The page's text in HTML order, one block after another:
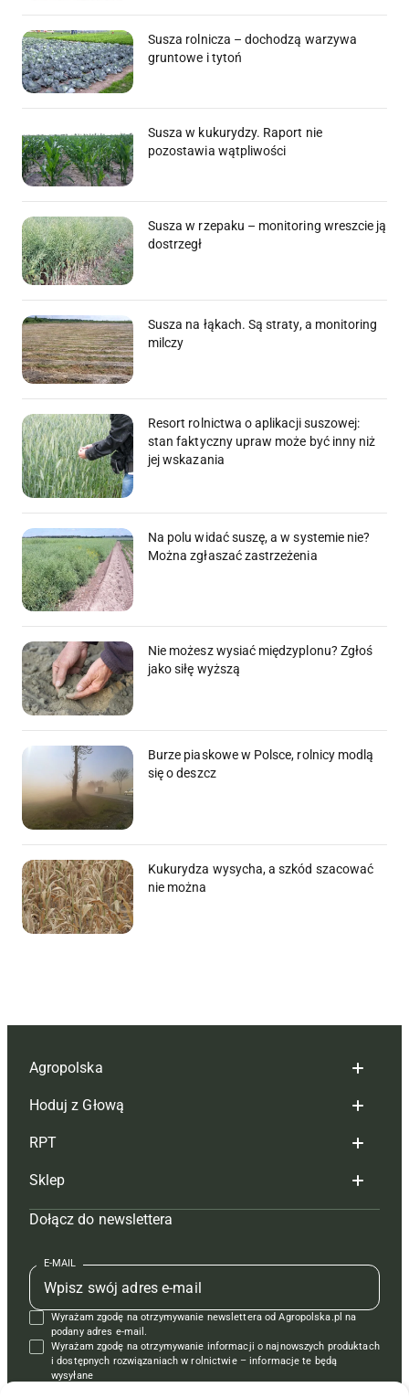
Susza rolnicza – dochodzą warzywa
gruntowe i tytoń
Susza w kukurydzy. Raport nie
pozostawia wątpliwości
Susza w rzepaku – monitoring wreszcie ją
dostrzegł
Susza na łąkach. Są straty, a monitoring
milczy
Resort rolnictwa o aplikacji suszowej:
stan faktyczny upraw może być inny niż
jej wskazania
Na polu widać suszę, a w systemie nie?
Można zgłaszać zastrzeżenia
Nie możesz wysiać międzyplonu? Zgłoś
jako siłę wyższą
Burze piaskowe w Polsce, rolnicy modlą
się o deszcz
Kukurydza wysycha, a szkód szacować
nie można
Agropolska
Redakcja
Reklama
Tagi
Mapa serwisu
Kontakt
Regulamin
Polityka prywatności
Hoduj z Głową
Hoduj z głową bydło
Hoduj z głową świnie
Prenumerata
Redakcja
Kontakt
Reklama
RPT
Redakcja
Prenumerata
Reklama
Kontakt
Krzyżówki
Sklep
Czasopisma i prenumerata
Książki
Regulamin
Dołącz do newslettera
E-MAIL
Wyrażam zgodę na otrzymywanie newslettera od Agropolska.pl na
podany adres e-mail.
Wyrażam zgodę na otrzymywanie informacji o najnowszych produktach
i dostępnych rozwiązaniach w rolnictwie – informacje te będą
wysyłane